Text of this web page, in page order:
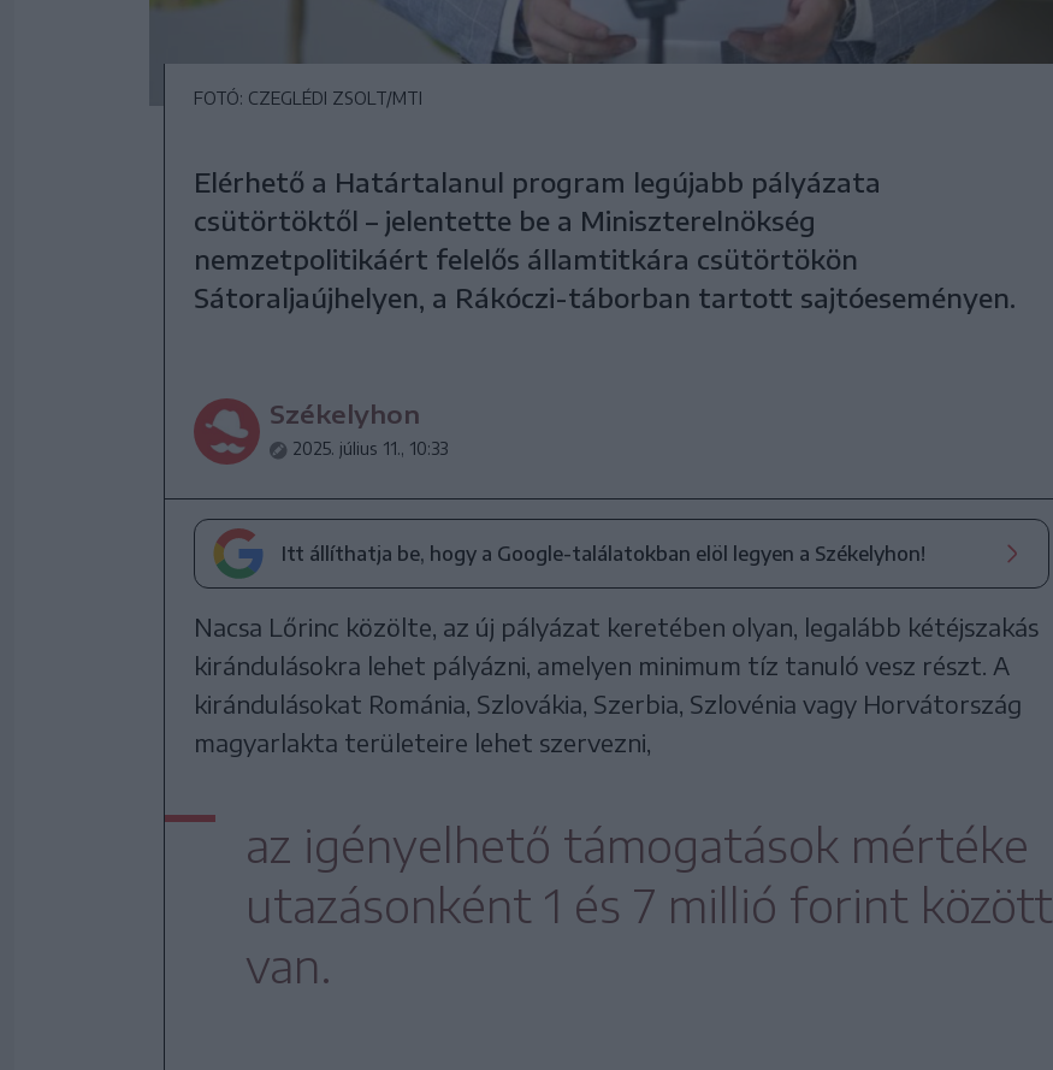
FOTÓ: CZEGLÉDI ZSOLT/MTI
Elérhető a Határtalanul program legújabb pályázata
csütörtöktől – jelentette be a Miniszterelnökség
nemzetpolitikáért felelős államtitkára csütörtökön
Sátoraljaújhelyen, a Rákóczi-táborban tartott sajtóeseményen.
Székelyhon
2025. július 11., 10:33
Itt állíthatja be, hogy a Google-találatokban elöl legyen a Székelyhon!
Nacsa Lőrinc közölte, az új pályázat keretében olyan, legalább kétéjszakás
kirándulásokra lehet pályázni, amelyen minimum tíz tanuló vesz részt. A
kirándulásokat Románia, Szlovákia, Szerbia, Szlovénia vagy Horvátország
magyarlakta területeire lehet szervezni,
az igényelhető támogatások mértéke
utazásonként 1 és 7 millió forint között
van.